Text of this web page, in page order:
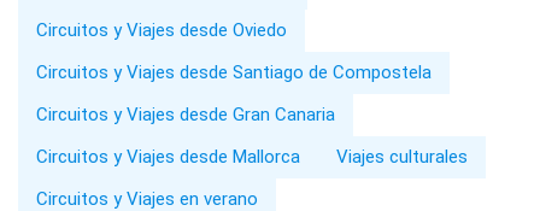
Circuitos y Viajes desde Oviedo
Circuitos y Viajes desde Santiago de Compostela
Circuitos y Viajes desde Gran Canaria
Circuitos y Viajes desde Mallorca
Viajes culturales
Circuitos y Viajes en verano